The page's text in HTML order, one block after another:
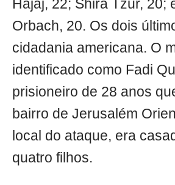
Hajaj, 22; Shira Tzur, 20;
Orbach, 20. Os dois
cidadania americana. O
identificado como Fadi
prisioneiro de 28 anos
bairro de Jerusalém
local do ataque, era
quatro filhos.